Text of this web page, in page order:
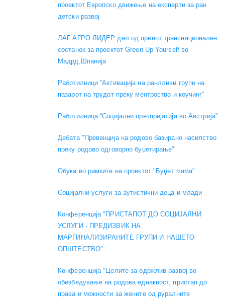
проектот Европско движење на експерти за ран
детски развој
ЛАГ АГРО ЛИДЕР дел од првиот транснационален
состанок за проектот Green Up Yourself во
Мадрд,Шпанија
Работилници “Активација на ранлливи групи на
пазарот на трудот преку ментроство и коучинг”
Работилница “Социјални претпријатија во Австрија”
Дебата "Превенција на родово базирано насилство
преку родово одговорно буџетирање"
Обука во рамките на проектот "Буџет мама"
Социјални услуги за аутистични деца и млади
Конференција "ПРИСТАПОТ ДО СОЦИЈАЛНИ
УСЛУГИ - ПРЕДИЗВИК НА
МАРГИНАЛИЗИРАНИТЕ ГРУПИ И НАШЕТО
ОПШТЕСТВО"
Конференција "Целите за одржлив развој во
обезбедување на родова еднаквост, пристап до
права и можности за жените од руралните